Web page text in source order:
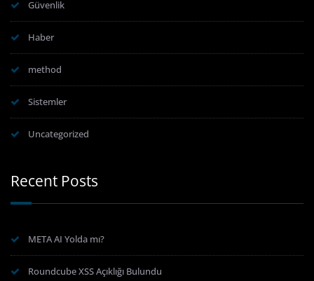
Güvenlik
Haber
method
Sistemler
Uncategorized
Recent Posts
META AI Yolda mı?
Roundcube XSS Açıklığı Bulundu